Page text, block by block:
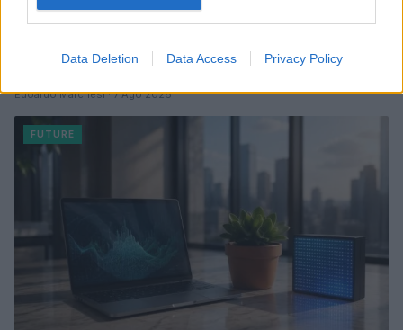
Data Deletion Data Access Privacy Policy
Disarmo di Hamas e ritiro da Gaza: le tensioni tra
Edoardo Marchesi · 7 Ago 2026
FUTURE